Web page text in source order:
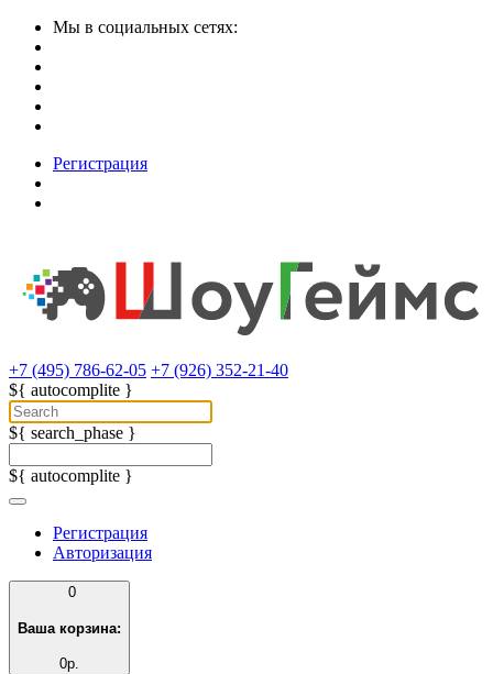
Мы в социальных сетях:
Регистрация
+7 (495) 786-62-05 +7 (926) 352-21-40
${ autocomplite }
${ search_phase }
${ autocomplite }
Регистрация
Авторизация
0
Ваша корзина:
0р.